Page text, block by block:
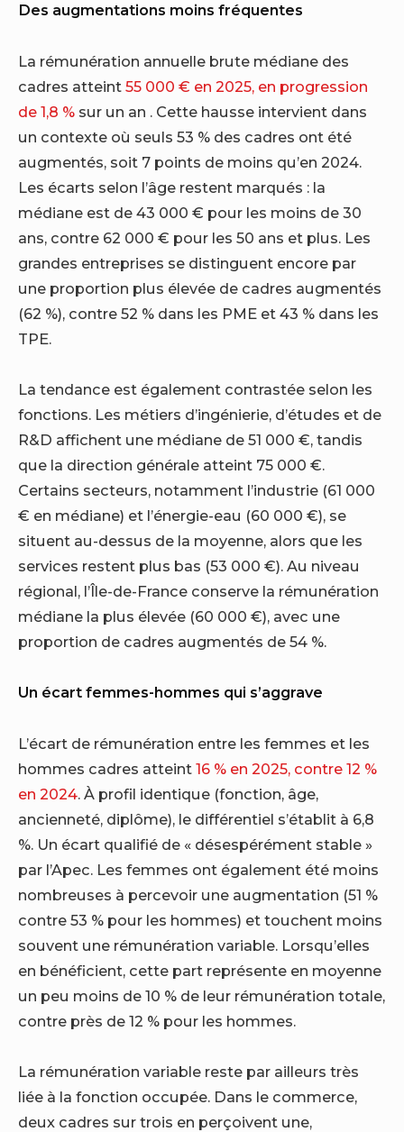
Des augmentations moins fréquentes
La rémunération annuelle brute médiane des
cadres atteint 55 000 € en 2025, en progression
de 1,8 % sur un an . Cette hausse intervient dans
un contexte où seuls 53 % des cadres ont été
augmentés, soit 7 points de moins qu’en 2024.
Les écarts selon l’âge restent marqués : la
médiane est de 43 000 € pour les moins de 30
ans, contre 62 000 € pour les 50 ans et plus. Les
grandes entreprises se distinguent encore par
une proportion plus élevée de cadres augmentés
(62 %), contre 52 % dans les PME et 43 % dans les
TPE.
La tendance est également contrastée selon les
fonctions. Les métiers d’ingénierie, d’études et de
R&D affichent une médiane de 51 000 €, tandis
que la direction générale atteint 75 000 €.
Certains secteurs, notamment l’industrie (61 000
€ en médiane) et l’énergie-eau (60 000 €), se
situent au-dessus de la moyenne, alors que les
services restent plus bas (53 000 €). Au niveau
régional, l’Île-de-France conserve la rémunération
médiane la plus élevée (60 000 €), avec une
proportion de cadres augmentés de 54 %.
Un écart femmes-hommes qui s’aggrave
L’écart de rémunération entre les femmes et les
hommes cadres atteint 16 % en 2025, contre 12 %
en 2024. À profil identique (fonction, âge,
ancienneté, diplôme), le différentiel s’établit à 6,8
%. Un écart qualifié de « désespérément stable »
par l’Apec. Les femmes ont également été moins
nombreuses à percevoir une augmentation (51 %
contre 53 % pour les hommes) et touchent moins
souvent une rémunération variable. Lorsqu’elles
en bénéficient, cette part représente en moyenne
un peu moins de 10 % de leur rémunération totale,
contre près de 12 % pour les hommes.
La rémunération variable reste par ailleurs très
liée à la fonction occupée. Dans le commerce,
deux cadres sur trois en perçoivent une,